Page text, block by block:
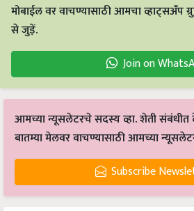
मोबाईल वर वाचण्यासाठी आमचा व्हाट्सअँप
से जुड़ें.
Join on
आमच्या न्यूसलेटरचे सदस्य व्हा. शेती संबंधीत
बातम्या मेलवर वाचण्यासाठी आमच्या
Subscribe